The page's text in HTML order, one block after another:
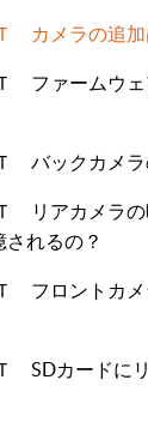
カメラの追加
ファームウ
バックカメ
リアカメラ
れるの？
フロントカ
SDカードに